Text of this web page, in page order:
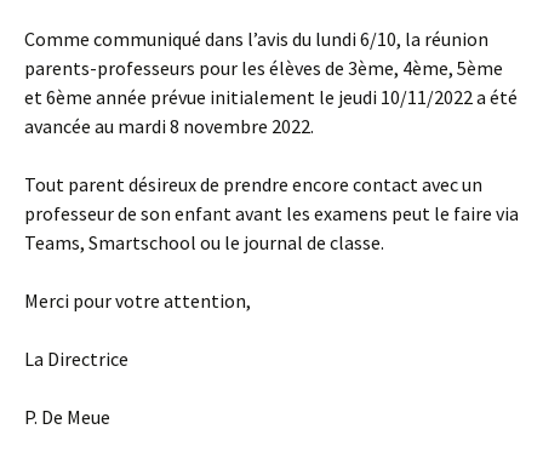
Comme communiqué dans l’avis du lundi 6/10, la réunion
parents-professeurs pour les élèves de 3ème, 4ème, 5ème
et 6ème année prévue initialement le jeudi 10/11/2022 a été
avancée au mardi 8 novembre 2022.
Tout parent désireux de prendre encore contact avec un
professeur de son enfant avant les examens peut le faire via
Teams, Smartschool ou le journal de classe.
Merci pour votre attention,
La Directrice
P. De Meue